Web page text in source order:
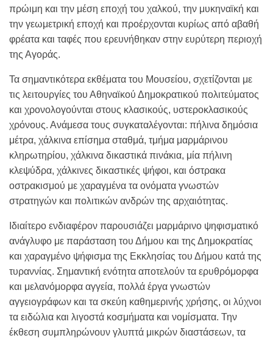
πρώιμη και την μέση εποχή του χαλκού, την μυκηναϊκή και
την γεωμετρική εποχή και προέρχονται κυρίως από αβαθή
φρέατα και ταφές που ερευνήθηκαν στην ευρύτερη περιοχή
της Αγοράς.
Τα σημαντικότερα εκθέματα του Μουσείου, σχετίζονται με
τις λειτουργίες του Αθηναϊκού Δημοκρατικού πολιτεύματος
και χρονολογούνται στους κλασικούς, υστεροκλασικούς
χρόνους. Ανάμεσα τους συγκαταλέγονται: πήλινα δημόσια
μέτρα, χάλκινα επίσημα σταθμά, τμήμα μαρμάρινου
κληρωτηρίου, χάλκινα δικαστικά πινάκια, μία πήλινη
κλεψύδρα, χάλκινες δικαστικές ψήφοι, και όστρακα
οστρακισμού με χαραγμένα τα ονόματα γνωστών
στρατηγών και πολιτικών ανδρών της αρχαιότητας.
Ιδιαίτερο ενδιαφέρον παρουσιάζει μαρμάρινο ψηφισματικό
ανάγλυφο με παράσταση του Δήμου και της Δημοκρατίας
και χαραγμένο ψήφισμα της Εκκλησίας του Δήμου κατά της
τυραννίας. Σημαντική ενότητα αποτελούν τα ερυθρόμορφα
και μελανόμορφα αγγεία, πολλά έργα γνωστών
αγγειογράφων και τα σκεύη καθημερινής χρήσης, οι λύχνοι
τα ειδώλια και λιγοστά κοσμήματα και νομίσματα. Την
έκθεση συμπληρώνουν γλυπτά μικρών διαστάσεων, τα